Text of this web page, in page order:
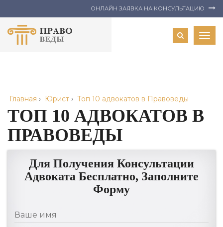
ОНЛАЙН ЗАЯВКА НА КОНСУЛЬТАЦИЮ
Главная › Юрист › Топ 10 адвокатов в Правоведы
ТОП 10 АДВОКАТОВ В
ПРАВОВЕДЫ
Для Получения Консультации
Адвоката Бесплатно, Заполните
Форму